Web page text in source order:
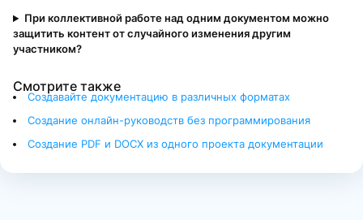
При коллективной работе над одним документом можно
защитить контент от случайного изменения другим
участником?
Смотрите также
Создавайте документацию в различных форматах
Создание онлайн-руководств без программирования
Создание PDF и DOCX из одного проекта документации